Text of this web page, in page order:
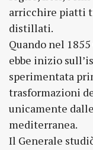
arricchire piatti
distillati.
Quando nel
ebbe inizio
sperimentata
trasformazioni
unicamente
mediterranea.
Il Generale